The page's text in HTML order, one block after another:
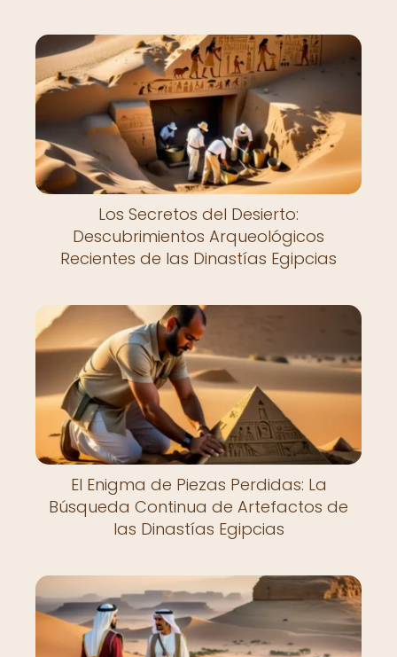
Los Secretos del Desierto:
Descubrimientos Arqueológicos
Recientes de las Dinastías Egipcias
El Enigma de Piezas Perdidas: La
Búsqueda Continua de Artefactos de
las Dinastías Egipcias